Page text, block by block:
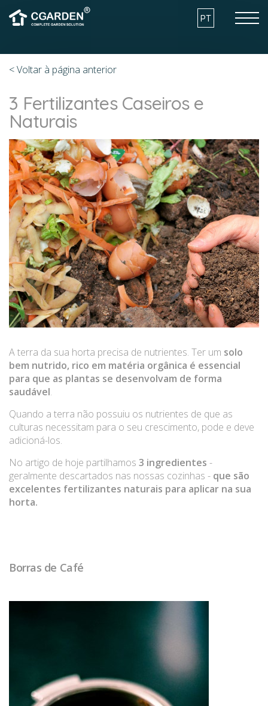
PT
MODELOS
ARQUITECTURA E SUSTENTABILIDADE
O QUE POSSO CULTIVAR?
DICAS E SEGREDOS
BLOG
PRESS
REGISTO CGARDEN
< Voltar à página anterior
3 Fertilizantes Caseiros e
Naturais
A terra da sua horta precisa de nutrientes. Ter um solo
bem nutrido, rico em matéria orgânica é essencial
para que as plantas se desenvolvam de forma
saudável.
Quando a terra não possuiu os nutrientes de que as
culturas necessitam para o seu crescimento, pode e deve
adicioná-los.
No artigo de hoje partilhamos 3 ingredientes -
geralmente descartados nas nossas cozinhas - que são
excelentes fertilizantes naturais para aplicar na sua
horta.
Borras de Café